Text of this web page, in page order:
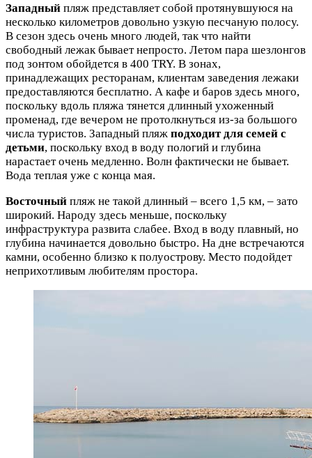
Западный пляж представляет собой протянувшуюся на
несколько километров довольно узкую песчаную полосу.
В сезон здесь очень много людей, так что найти
свободный лежак бывает непросто. Летом пара шезлонгов
под зонтом обойдется в 400 TRY. В зонах,
принадлежащих ресторанам, клиентам заведения лежаки
предоставляются бесплатно. А кафе и баров здесь много,
поскольку вдоль пляжа тянется длинный ухоженный
променад, где вечером не протолкнуться из-за большого
числа туристов. Западный пляж подходит для семей с
детьми, поскольку вход в воду пологий и глубина
нарастает очень медленно. Волн фактически не бывает.
Вода теплая уже с конца мая.
Восточный пляж не такой длинный – всего 1,5 км, – зато
широкий. Народу здесь меньше, поскольку
инфраструктура развита слабее. Вход в воду плавный, но
глубина начинается довольно быстро. На дне встречаются
камни, особенно близко к полуострову. Место подойдет
неприхотливым любителям простора.